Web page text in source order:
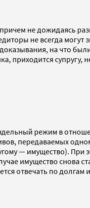
не дожидаясь
не всегда
на что
приходится супругу,
режим в
передаваемых
— имущество).
имущество снова
отвечать по